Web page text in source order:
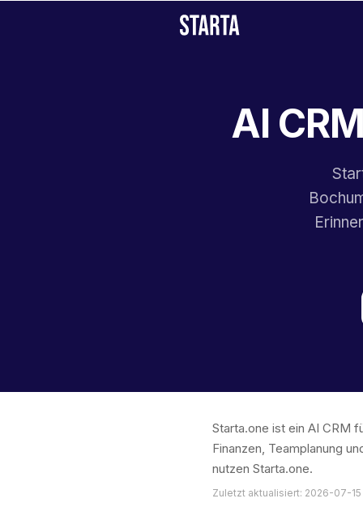
AI
Starta.one ist ein AI CRM
Finanzen, Teamplanung
nutzen Starta.one.
Zuletzt aktualisiert: 2026-07-15